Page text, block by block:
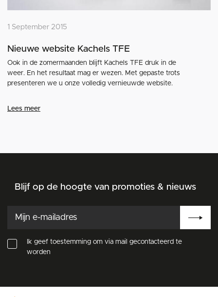
1 September 2015
Nieuwe website Kachels TFE
Ook in de zomermaanden blijft Kachels TFE druk in de
weer. En het resultaat mag er wezen. Met gepaste trots
presenteren we u onze volledig vernieuwde website.
Lees meer
Blijf op de hoogte van promoties & nieuws
Ik geef toestemming om via mail gecontacteerd te
worden